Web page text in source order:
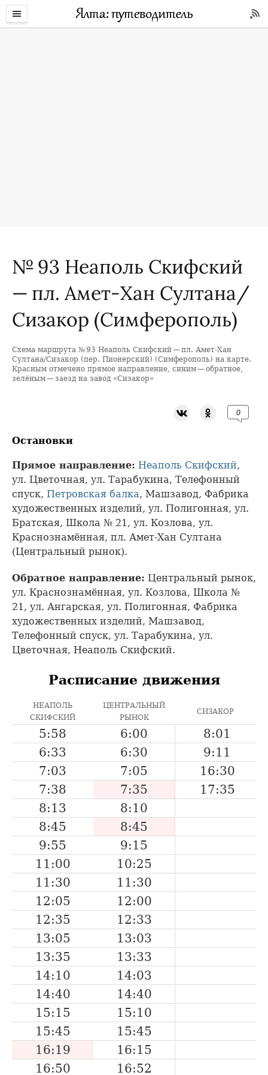
№ 93 Неаполь Скифский
— пл. Амет-Хан Султана/
Сизакор (Симферополь)
+
−
Схема маршрута № 93 Неаполь Скифский — пл. Амет-Хан
Султана/Сизакор (пер. Пионерский) (Симферополь) на карте.
Красным отмечено прямое направление, синим — обратное,
зелёным — заезд на завод «Сизакор»
0
Остановки
Прямое направление: Неаполь Скифский,
ул. Цветочная, ул. Тарабукина, Телефонный
спуск, Петровская балка , Машзавод, Фабрика
художественных изделий, ул. Полигонная, ул.
Братская, Школа № 21, ул. Козлова, ул.
Краснознамённая, пл. Амет-Хан Султана
(Центральный рынок).
Обратное направление: Центральный рынок,
ул. Краснознамённая, ул. Козлова, Школа №
21, ул. Ангарская, ул. Полигонная, Фабрика
художественных изделий, Машзавод,
Телефонный спуск, ул. Тарабукина, ул.
Цветочная, Неаполь Скифский.
Расписание движения
НЕАПОЛЬ
СКИФСКИЙ
ЦЕНТРАЛЬНЫЙ
РЫНОК
СИЗАКОР
5:58 6:00
8:01
6:33
6:30
9:11
7:03
7:05
16:30
7:38
7:35
17:35
8:13
8:10
8:45
8:45
9:55
9:15
11:00
10:25
11:30
11:30
12:05
12:00
12:35
12:33
13:05
13:03
13:35
13:33
14:10
14:03
14:40
14:40
15:15
15:10
15:45
15:45
16:19
16:15
16:50
16:52